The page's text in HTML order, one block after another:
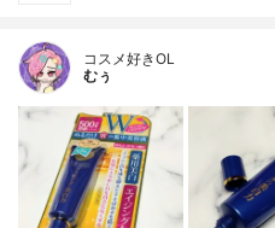
コスメ好きOL
むぅ